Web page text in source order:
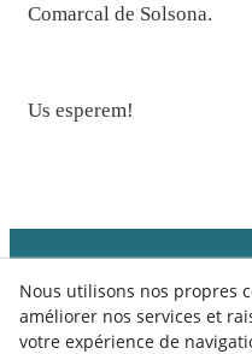
Comarcal de Solsona.
Us esperem!
Nous utilisons nos propres
améliorer nos services et
votre expérience de